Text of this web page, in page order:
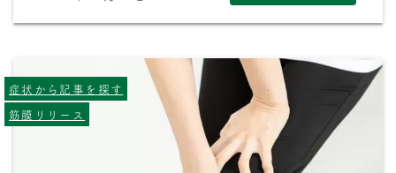
症状から記事を探す
筋膜リリース